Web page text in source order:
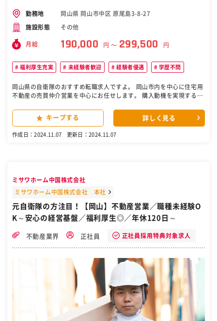
勤務地 岡山県 岡山市中区 原尾島3-8-27
施設形態 その他
月給 190,000 円 〜 299,500 円
福利厚生充実 未経験者歓迎 経験者優遇 学歴不問
岡山県の自衛隊のおすすめ転職求人ですよ。 岡山市内を中心に住宅用
不動産の売買仲介営業を中心にお任せします。 購入動機を実現するた
コンサルティングを行います！※業務比率は外出6割、オフィスワー
（売主） ◇物件管理、買主、売主への各種ご案内、調整、関連業者手
を積極提案 加えて今後益々需要が高まるリフォーム事業を中心に、お
客様への不動産に関わる総合的なソリューション提案を目指していま
扱うのが居住用物件であれば お客様の生活基盤を整えるためのサポー
トをすることになります。自分の仕事がお客様に与える影響は大きく
りがいです。心からの「ありがとう」という言葉をもらえることも多
が給与に直結するため、成果を出せば若手でも高年収を目指すことが
できます。 ○達成感が大きい…取り扱い金額が大きいため、継続して
安定的な実績を残すのは難しいことは事実です。 しかし受注できた時
は大きな達成感ややりがいを得られます。 ○市場規模が大きい…ニー
ズの移り変わりはあっても、人々の生活で住宅やオフィスが不要にな
ることはないため 常に需要が存在し続ける業界です。 ○見込み客や優
良物件を探すには経験と信頼獲得が必要…仲介売買で成果を上げるに
キープする 詳しく見る
作成日：2024.11.07 更新日：2024.11.07
ミサワホーム中国株式会社
ミサワホーム中国株式会社 本社
元自衛隊の方注目！【岡山】不動産営業／職種未経験O
K～安心の経営基盤／福利厚生◎／年休120日～
不動産業界 正社員 正社員採用特典対象求人